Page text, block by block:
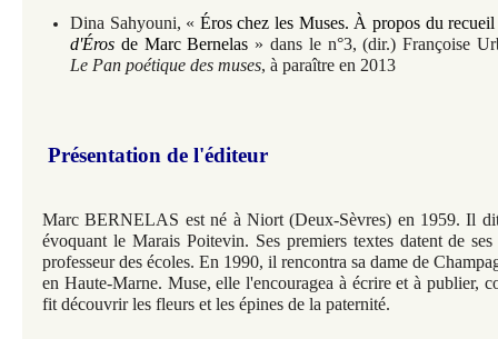
Dina Sahyouni, « Éros chez les Muses. À propos du
d'Éros de Marc Bernelas » dans le n°3, (dir.) Françoise
Le Pan poétique des muses, à paraître en 2013
Présentation de l'éditeur
Marc BERNELAS est né à Niort (Deux-Sèvres) en 1959. Il
évoquant le Marais Poitevin. Ses premiers textes datent de
professeur des écoles. En 1990, il rencontra sa dame de
en Haute-Marne. Muse, elle l'encouragea à écrire et à publier,
fit découvrir les fleurs et les épines de la paternité.